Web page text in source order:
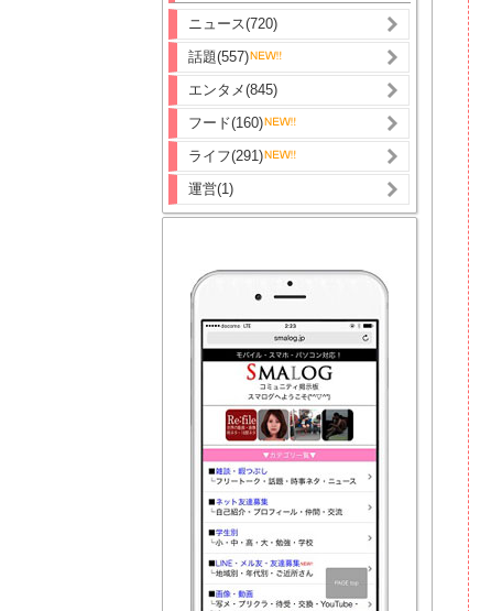
ニュース(720)
話題(557)
エンタメ(845)
フード(160)
ライフ(291)
運営(1)